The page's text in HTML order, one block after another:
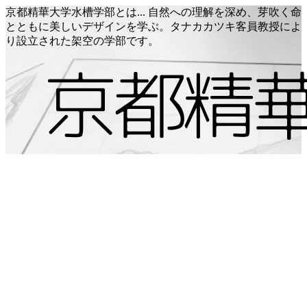
京都精華大学水槽学部とは... 自然への理解を深め、芽吹く命
とともに美しいデザインを学ぶ。タナカカツキ客員教授によ
り設立された架空の学部です。